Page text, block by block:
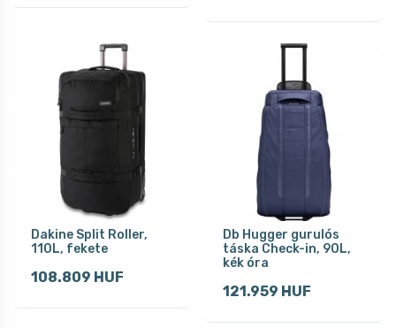
Dakine Split Roller,
110L, fekete
108.809 HUF
Db Hugger gurulós
táska Check-in, 90L,
kék óra
121.959 HUF